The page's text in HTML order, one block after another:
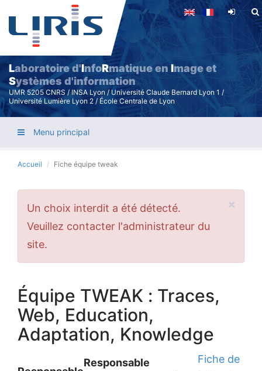
Aller
contenu
principal
Laboratoire d'InfoRmatique enImage et
Systèmes d'information
UMR 5205 CNRS / INSA Lyon / Université Claude Bernard Lyon 1 /
Université Lumière Lyon 2 / École Centrale de Lyon
Menu principal
Accueil Fiche équipe tweak
×
Message
d'erreur
Un choix interdit a été détecté.
Veuillez contacter l'administrateur du
site.
Équipe TWEAK : Traces,
Web, Education,
Adaptation, Knowledge
Responsable
Fiche de